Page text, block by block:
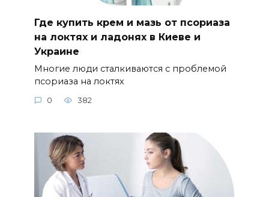
Где купить крем и мазь от псориаза
на локтях и ладонях в Киеве и
Украине
Многие люди сталкиваются с проблемой
псориаза на локтях
0 382